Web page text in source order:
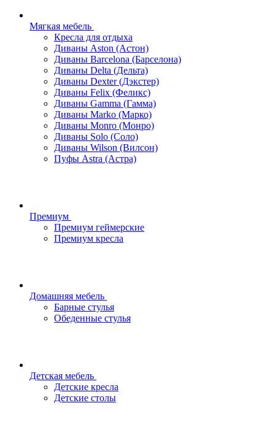
Мягкая мебель
Кресла для отдыха
Диваны Aston (Астон)
Диваны Barcelona (Барселона)
Диваны Delta (Дельта)
Диваны Dexter (Дэкстер)
Диваны Felix (Феликс)
Диваны Gamma (Гамма)
Диваны Marko (Марко)
Диваны Monro (Монро)
Диваны Solo (Соло)
Диваны Wilson (Вилсон)
Пуфы Astra (Астра)
Премиум
Премиум геймерские
Премиум кресла
Домашняя мебель
Барные стулья
Обеденные стулья
Детская мебель
Детские кресла
Детские столы